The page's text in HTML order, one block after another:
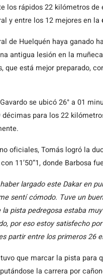
los rápidos 22 kilómetros
y entre los 12 mejores en la
de Huelquén haya ganado
antigua lesión en la
que está mejor preparado,
se ubicó 26° a 01
décimas para los 22
oficiales, Tomás logró la
11’50”1, donde Barbosa
largado este Dakar en
sentí cómodo. Tuve un
pista pedregosa estaba
por eso estoy satisfecho
partir entre los primeros 26
que marcar la pista
la carrera por